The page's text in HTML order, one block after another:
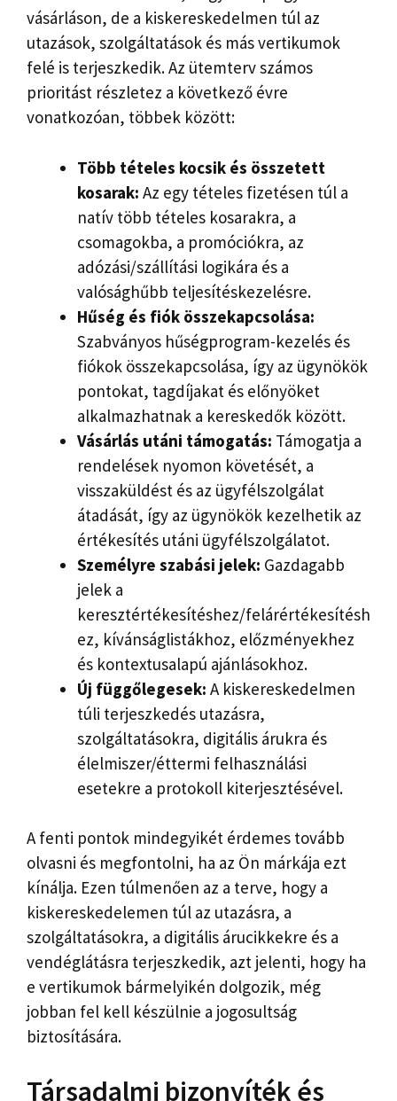
vásárláson, de a kiskereskedelmen túl az
utazások, szolgáltatások és más vertikumok
felé is terjeszkedik. Az ütemterv számos
prioritást részletez a következő évre
vonatkozóan, többek között:
Több tételes kocsik és összetett
kosarak: Az egy tételes fizetésen túl a
natív több tételes kosarakra, a
csomagokba, a promóciókra, az
adózási/szállítási logikára és a
valósághűbb teljesítéskezelésre.
Hűség és fiók összekapcsolása:
Szabványos hűségprogram-kezelés és
fiókok összekapcsolása, így az ügynökök
pontokat, tagdíjakat és előnyöket
alkalmazhatnak a kereskedők között.
Vásárlás utáni támogatás: Támogatja a
rendelések nyomon követését, a
visszaküldést és az ügyfélszolgálat
átadását, így az ügynökök kezelhetik az
értékesítés utáni ügyfélszolgálatot.
Személyre szabási jelek: Gazdagabb
jelek a
keresztértékesítéshez/felárértékesítésh
ez, kívánságlistákhoz, előzményekhez
és kontextusalapú ajánlásokhoz.
Új függőlegesek: A kiskereskedelmen
túli terjeszkedés utazásra,
szolgáltatásokra, digitális árukra és
élelmiszer/éttermi felhasználási
esetekre a protokoll kiterjesztésével.
A fenti pontok mindegyikét érdemes tovább
olvasni és megfontolni, ha az Ön márkája ezt
kínálja. Ezen túlmenően az a terve, hogy a
kiskereskedelemen túl az utazásra, a
szolgáltatásokra, a digitális árucikkekre és a
vendéglátásra terjeszkedik, azt jelenti, hogy ha
e vertikumok bármelyikén dolgozik, még
jobban fel kell készülnie a jogosultság
biztosítására.
Társadalmi bizonyíték és